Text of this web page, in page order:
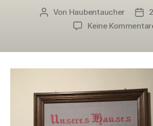
Beitragsautor
Von Haubentaucher
Keine